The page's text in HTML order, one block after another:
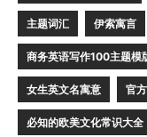
主题词汇 伊索寓言
商务英语写作100主题模
女生英文名寓意 官
必知的欧美文化常识大全